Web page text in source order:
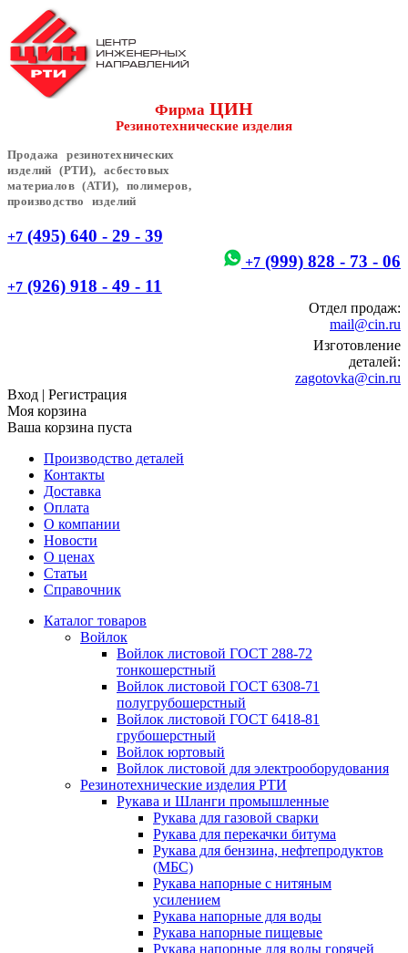
Фирма ЦИН
Резинотехнические изделия
Продажа резинотехнических
изделий (РТИ), асбестовых
материалов (АТИ), полимеров,
производство изделий
+7 (495) 640 - 29 - 39
+7 (999) 828 - 73 - 06
+7 (926) 918 - 49 - 11
Отдел продаж:
mail@cin.ru
Изготовление
деталей:
zagotovka@cin.ru
Вход | Регистрация
Моя корзина
Ваша корзина пуста
Производство деталей
Контакты
Доставка
Оплата
О компании
Новости
О ценах
Статьи
Справочник
Каталог товаров
Войлок
Войлок листовой ГОСТ 288-72
тонкошерстный
Войлок листовой ГОСТ 6308-71
полугрубошерстный
Войлок листовой ГОСТ 6418-81
грубошерстный
Войлок юртовый
Войлок листовой для электрооборудования
Резинотехнические изделия РТИ
Рукава и Шланги промышленные
Рукава для газовой сварки
Рукава для перекачки битума
Рукава для бензина, нефтепродуктов
(МБС)
Рукава напорные с нитяным
усилением
Рукава напорные для воды
Рукава напорные пищевые
Рукава напорные для воды горячей